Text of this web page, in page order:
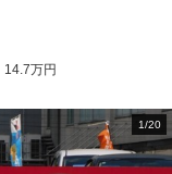
14.7万円
1/20